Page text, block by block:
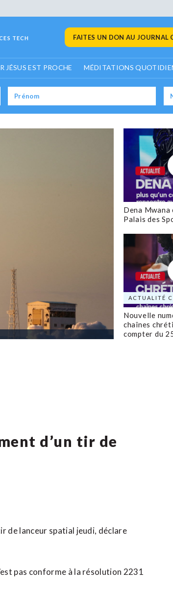
TECH FAITES UN DON AU JOURNAL
JÉSUS EST PROCHE MÉDITATIONS
Dena Mwana
Palais des
ACTUALITÉ
Nouvelle
chaînes
compter du
d’un tir de
de lanceur spatial jeudi, déclare
pas conforme à la résolution 2231